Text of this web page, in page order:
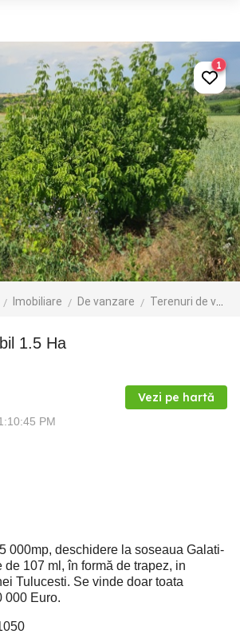
Imobiliare De vanzare Terenuri de vanzare
1
1.5 Ha
Vezi pe hartă
PM
000mp, deschidere la soseaua Galati-
107 ml, în formă de trapez, in
Tulucesti. Se vinde doar toata
000 Euro.